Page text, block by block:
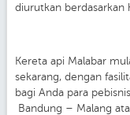
diurutkan berdasarkan
Kereta api Malabar
sekarang, dengan
bagi Anda para
Bandung – Malang